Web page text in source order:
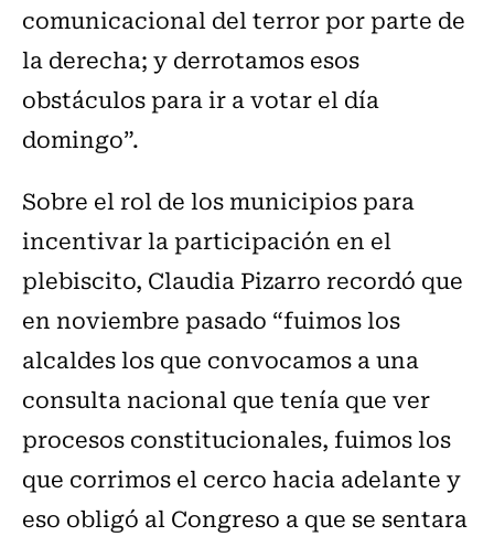
comunicacional del terror por parte de
la derecha; y derrotamos esos
obstáculos para ir a votar el día
domingo”.
Sobre el rol de los municipios para
incentivar la participación en el
plebiscito, Claudia Pizarro recordó que
en noviembre pasado “fuimos los
alcaldes los que convocamos a una
consulta nacional que tenía que ver
procesos constitucionales, fuimos los
que corrimos el cerco hacia adelante y
eso obligó al Congreso a que se sentara